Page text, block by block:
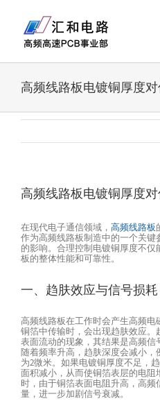
content
高频线路板电镀铜厚度
高频线路板电镀铜厚度
在现代电子通信领域， 高频线路板
作为高频线路板制造中的一个关
的影响。合理控制电镀铜厚度不
板的整体性能和可靠性。
一、趋肤效应与信号损耗
高频线路板在工作时会产生高频
铜箔中传输时，会出现趋肤效应
表面流动的现象，其结果是高频信
随着频率升高，趋肤深度会减小，
为2微米。如果电镀铜厚度不足，
面积减小，从而使铜箔表层的电
时，由于铜箔表面电阻升高，高
量，进一步加剧信号衰减。